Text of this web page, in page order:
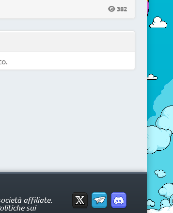
382
affiliate.
sui